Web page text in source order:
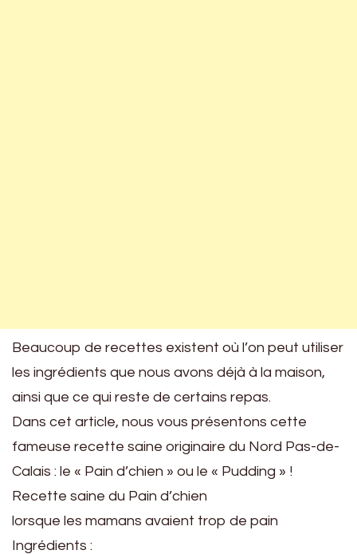
Beaucoup de recettes existent où l’on peut utiliser
les ingrédients que nous avons déjà à la maison,
ainsi que ce qui reste de certains repas.
Dans cet article, nous vous présentons cette
fameuse recette saine originaire du Nord Pas-de-
Calais : le « Pain d’chien » ou le « Pudding » !
Recette saine du Pain d’chien
lorsque les mamans avaient trop de pain
Ingrédients :